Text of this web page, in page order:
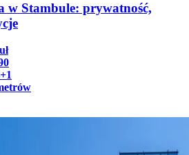
w Stambule: prywatność,